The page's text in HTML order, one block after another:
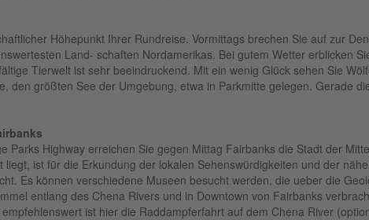
Höhepunkt Ihrer Rundreise. Vormittags brechen Sie auf zur
Land- schaften Nordamerikas. Bei gutem Wetter erblicken
Tierwelt ist sehr beeindruckend. Mit ein wenig Glück sehen Sie
den größten See der Umgebung, etwa in Parkmitte gelegen. Gerade
Parks Highway erreichen Sie gegen Mittag Fairbanks die Stadt der
liegt, ist für die Erkundung der lokalen Sehenswürdigkeiten und der
Es können verschiedene Museen besucht werden, die ueber die
entlang des Chena Rivers und in Downtown von Fairbanks
ist hier die Raddampferfahrt auf dem Chena River